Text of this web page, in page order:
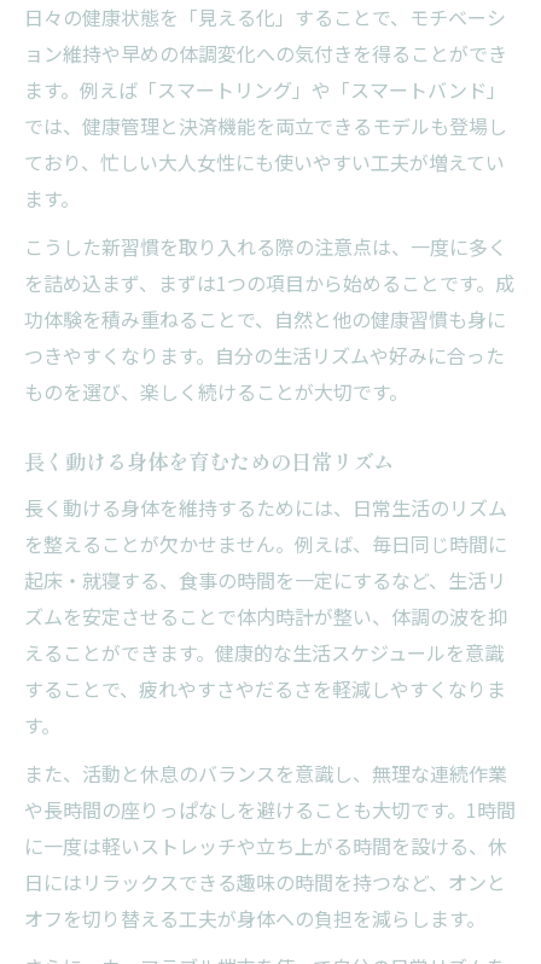
日々の健康状態を「見える化」することで、モチベーシ
ョン維持や早めの体調変化への気付きを得ることができ
ます。例えば「スマートリング」や「スマートバンド」
では、健康管理と決済機能を両立できるモデルも登場し
ており、忙しい大人女性にも使いやすい工夫が増えてい
ます。
こうした新習慣を取り入れる際の注意点は、一度に多く
を詰め込まず、まずは1つの項目から始めることです。成
功体験を積み重ねることで、自然と他の健康習慣も身に
つきやすくなります。自分の生活リズムや好みに合った
ものを選び、楽しく続けることが大切です。
長く動ける身体を育むための日常リズム
長く動ける身体を維持するためには、日常生活のリズム
を整えることが欠かせません。例えば、毎日同じ時間に
起床・就寝する、食事の時間を一定にするなど、生活リ
ズムを安定させることで体内時計が整い、体調の波を抑
えることができます。健康的な生活スケジュールを意識
することで、疲れやすさやだるさを軽減しやすくなりま
す。
また、活動と休息のバランスを意識し、無理な連続作業
や長時間の座りっぱなしを避けることも大切です。1時間
に一度は軽いストレッチや立ち上がる時間を設ける、休
日にはリラックスできる趣味の時間を持つなど、オンと
オフを切り替える工夫が身体への負担を減らします。